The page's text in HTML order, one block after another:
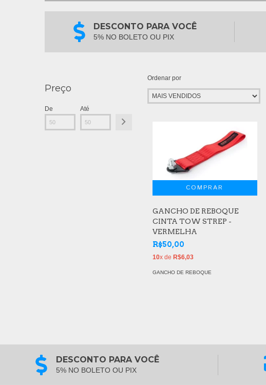
DESCONTO PARA VOCÊ
5% NO BOLETO OU PIX
Preço
De Até
Ordenar por
GANCHO DE REBOQUE
CINTA TOW STREP -
VERMELHA
R$50,00
10x de R$6,03
GANCHO DE REBOQUE
DESCONTO PARA VOCÊ
5% NO BOLETO OU PIX